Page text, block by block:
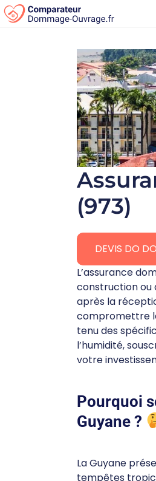
(973)
DEVIS DO
L’assurance
construction ou
après la
compromettre
tenu des
l’humidité,
votre
Pourquoi
Guyane ?
La Guyane
tempêtes